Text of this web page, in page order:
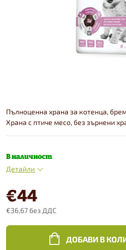
Пълноценна храна за котенца,
Храна с птиче месо, без зърнени
В наличност
Детайли
€44
€36,67 без ДДС
цена:
ДОБАВИ В